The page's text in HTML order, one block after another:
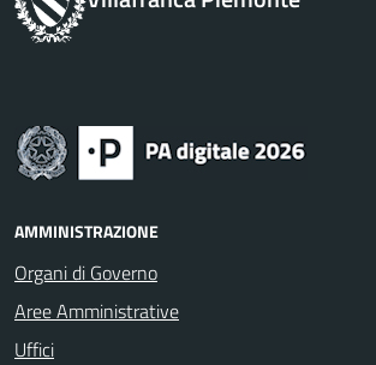
AMMINISTRAZIONE
Organi di Governo
Aree Amministrative
Uffici